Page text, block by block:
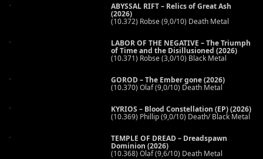
ABYSSAL RIFT – Relics of Great Ash
(2026)
(10.372) Robse (9,0/10) Death Metal
LABOR OF THE NEGATIVE – The Triumph
of Time and the Disillusioned (2026)
(10.371) Robse (3,0/10) Black Metal
GOROD – The Ember gone (2026)
(10.370) Olaf (9,0/10) Death Metal
KYRIOS – Blood Constellation (EP) (2026)
(10.369) Phillip (9,0/10) Death/ Black Metal
TEMPLE OF DREAD – Dreadspawn
Dominion (2026)
(10.368) Olaf (9,6/10) Death Metal